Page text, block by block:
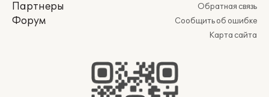
Партнеры
Форум
Обратная связь
Сообщить об ошибке
Карта сайта